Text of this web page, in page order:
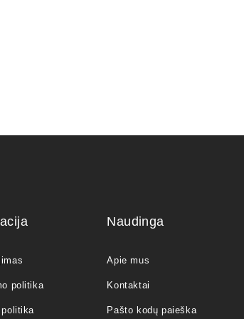
politika
Naudinga
Apie mus
Kontaktai
Pašto kodų paieška